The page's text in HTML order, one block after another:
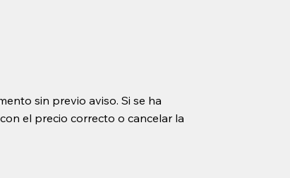
sin previo aviso. Si se ha
el precio correcto o cancelar la